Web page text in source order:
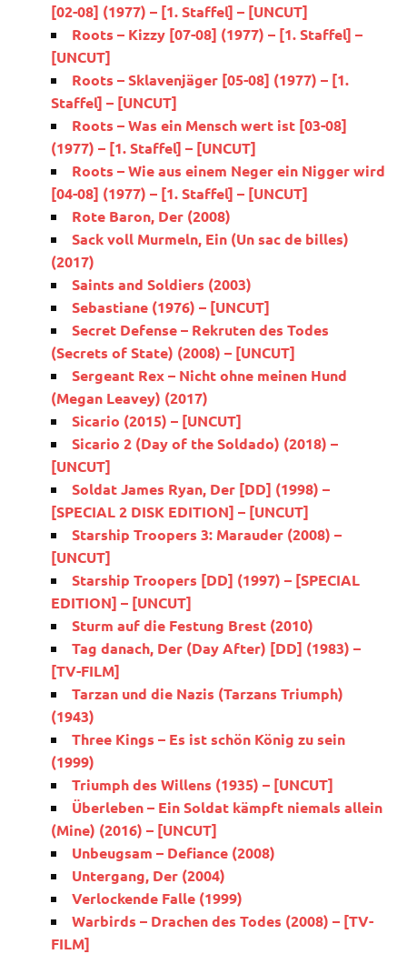
[02-08] (1977) – [1. Staffel] – [UNCUT]
Roots – Kizzy [07-08] (1977) – [1. Staffel] –
[UNCUT]
Roots – Sklavenjäger [05-08] (1977) – [1.
Staffel] – [UNCUT]
Roots – Was ein Mensch wert ist [03-08]
(1977) – [1. Staffel] – [UNCUT]
Roots – Wie aus einem Neger ein Nigger wird
[04-08] (1977) – [1. Staffel] – [UNCUT]
Rote Baron, Der (2008)
Sack voll Murmeln, Ein (Un sac de billes)
(2017)
Saints and Soldiers (2003)
Sebastiane (1976) – [UNCUT]
Secret Defense – Rekruten des Todes
(Secrets of State) (2008) – [UNCUT]
Sergeant Rex – Nicht ohne meinen Hund
(Megan Leavey) (2017)
Sicario (2015) – [UNCUT]
Sicario 2 (Day of the Soldado) (2018) –
[UNCUT]
Soldat James Ryan, Der [DD] (1998) –
[SPECIAL 2 DISK EDITION] – [UNCUT]
Starship Troopers 3: Marauder (2008) –
[UNCUT]
Starship Troopers [DD] (1997) – [SPECIAL
EDITION] – [UNCUT]
Sturm auf die Festung Brest (2010)
Tag danach, Der (Day After) [DD] (1983) –
[TV-FILM]
Tarzan und die Nazis (Tarzans Triumph)
(1943)
Three Kings – Es ist schön König zu sein
(1999)
Triumph des Willens (1935) – [UNCUT]
Überleben – Ein Soldat kämpft niemals allein
(Mine) (2016) – [UNCUT]
Unbeugsam – Defiance (2008)
Untergang, Der (2004)
Verlockende Falle (1999)
Warbirds – Drachen des Todes (2008) – [TV-
FILM]